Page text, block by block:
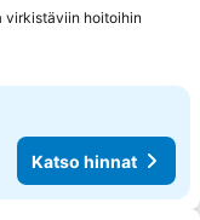
virkistäviin hoitoihin
Katso hinnat